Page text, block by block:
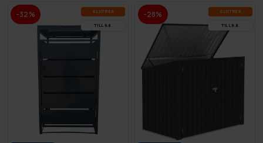
-32% SLUT­REA
TILL 9.8.
-28% SLUT­REA
TILL 9.8.